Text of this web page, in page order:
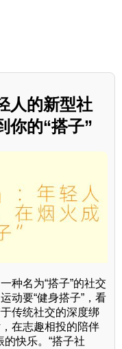
人的新型社
你的“搭子”
种名为“搭子”的社交
动要“健身搭子”，看
传统社交的深度绑
在志趣相投的陪伴
快乐。“搭子社